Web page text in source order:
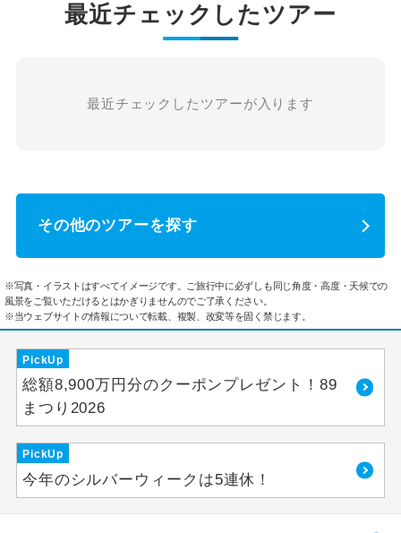
最近チェックしたツアー
最近チェックしたツアーが入ります
その他のツアーを探す
※写真・イラストはすべてイメージです。ご旅行中に必ずしも同じ角度・高度・天候での
風景をご覧いただけるとはかぎりませんのでご了承ください。
※当ウェブサイトの情報について転載、複製、改変等を固く禁じます。
PickUp
総額8,900万円分のクーポンプレゼント！89
まつり2026
PickUp
今年のシルバーウィークは5連休！